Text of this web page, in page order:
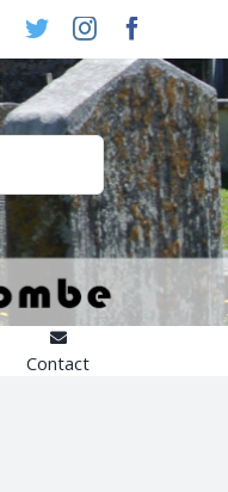
TwitterInstagram
Contact